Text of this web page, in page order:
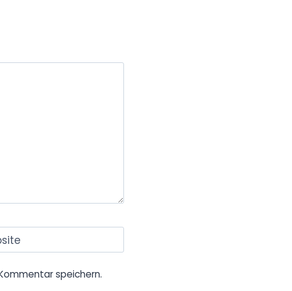
speichern.